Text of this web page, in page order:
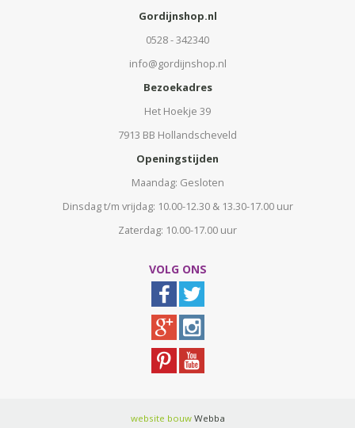
Gordijnshop.nl
0528 - 342340
info@gordijnshop.nl
Bezoekadres
Het Hoekje 39
7913 BB Hollandscheveld
Openingstijden
Maandag: Gesloten
Dinsdag t/m vrijdag: 10.00-12.30 & 13.30-17.00 uur
Zaterdag: 10.00-17.00 uur
VOLG ONS
website bouwWebba